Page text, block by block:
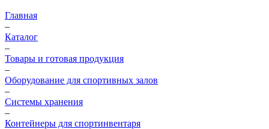
Главная
–
Каталог
–
Товары и готовая продукция
–
Оборудование для спортивных залов
–
Системы хранения
–
Контейнеры для спортинвентаря